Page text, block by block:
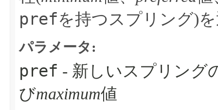
prefを持つスプリング)
パラメータ:
pref - 新しいスプリング
びmaximum値